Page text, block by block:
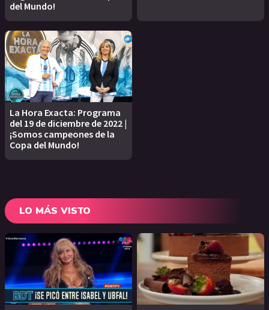
del Mundo!
La Hora Exacta: Programa
del 19 de diciembre de 2022 |
¡Somos campeones de la
Copa del Mundo!
LO MÁS VISTO